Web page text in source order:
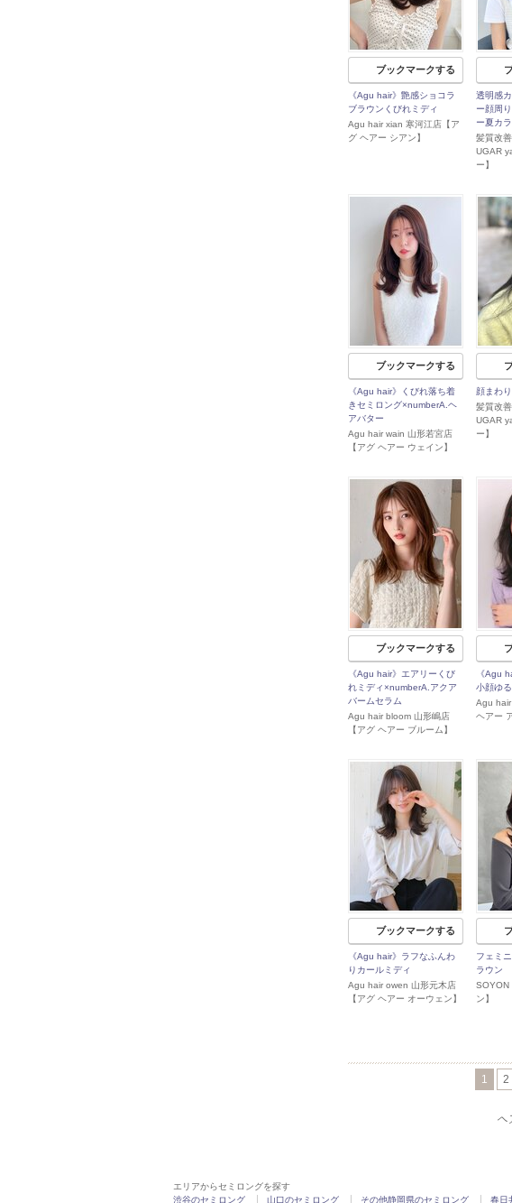
ブックマークする
《Agu hair》艶感ショコラ
ブラウンくびれミディ
Agu hair xian 寒河江店【ア
グ ヘアー シアン】
透明感
ー顔周
ー夏カ
髪質改
UGAR
ー】
ブックマークする
《Agu hair》くびれ落ち着
きセミロング×numberA.ヘ
アバター
Agu hair wain 山形若宮店
【アグ ヘアー ウェイン】
顔まわ
髪質改
UGAR
ー】
ブックマークする
《Agu hair》エアリーくび
れミディ×numberA.アクア
バームセラム
Agu hair bloom 山形嶋店
【アグ ヘアー ブルーム】
《Agu
小顔ゆ
Agu
ヘアー
ブックマークする
《Agu hair》ラフなふんわ
りカールミディ
Agu hair owen 山形元木店
【アグ ヘアー オーウェン】
フェミ
ラウン
SOYON
ン】
1 2
ヘ
エリアからセミロングを探す
渋谷のセミロング
山口のセミロング その他静岡県のセミロング 春日